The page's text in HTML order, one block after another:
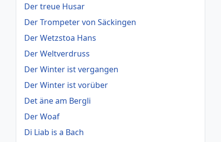
Der treue Husar
Der Trompeter von Säckingen
Der Wetzstoa Hans
Der Weltverdruss
Der Winter ist vergangen
Der Winter ist vorüber
Det äne am Bergli
Der Woaf
Di Liab is a Bach